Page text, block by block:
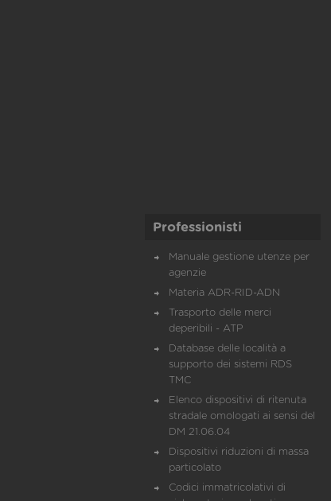
Professionisti
Manuale gestione utenze per
agenzie
Materia ADR-RID-ADN
Trasporto delle merci
deperibili - ATP
Database delle località a
supporto dei sistemi RDS
TMC
Elenco dispositivi di ritenuta
stradale omologati ai sensi del
DM 21.06.04
Dispositivi riduzioni di massa
particolato
Codici immatricolativi di